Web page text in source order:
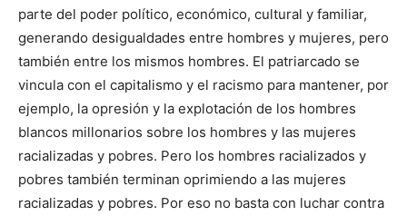
parte del poder político, económico, cultural y familiar,
generando desigualdades entre hombres y mujeres, pero
también entre los mismos hombres. El patriarcado se
vincula con el capitalismo y el racismo para mantener, por
ejemplo, la opresión y la explotación de los hombres
blancos millonarios sobre los hombres y las mujeres
racializadas y pobres. Pero los hombres racializados y
pobres también terminan oprimiendo a las mujeres
racializadas y pobres. Por eso no basta con luchar contra